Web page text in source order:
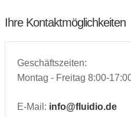
Ihre Kontaktmöglichkeiten
Geschäftszeiten:
Montag - Freitag 8:00-
E-Mail: info@fluidio.de